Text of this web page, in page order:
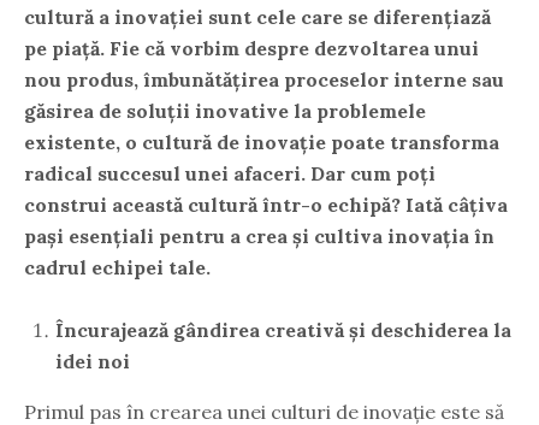
cultură a inovației sunt cele care se diferențiază
pe piață. Fie că vorbim despre dezvoltarea unui
nou produs, îmbunătățirea proceselor interne sau
găsirea de soluții inovative la problemele
existente, o cultură de inovație poate transforma
radical succesul unei afaceri. Dar cum poți
construi această cultură într-o echipă? Iată câțiva
pași esențiali pentru a crea și cultiva inovația în
cadrul echipei tale.
Încurajează gândirea creativă și deschiderea la
idei noi
Primul pas în crearea unei culturi de inovație este să